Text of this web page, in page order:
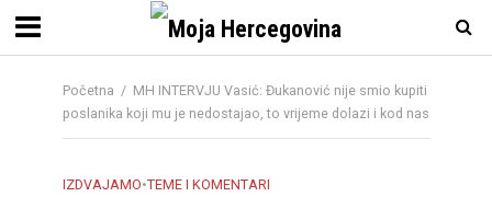
Početna / MH INTERVJU Vasić: Đukanović nije smio kupiti
poslanika koji mu je nedostajao, to vrijeme dolazi i kod nas
IZDVAJAMO•TEME I KOMENTARI